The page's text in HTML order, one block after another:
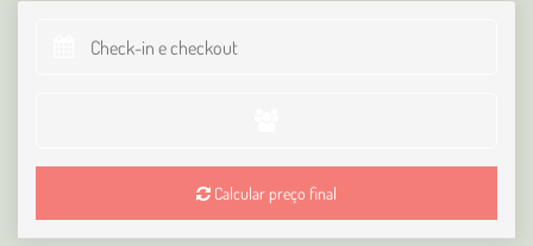
Calcular preço final